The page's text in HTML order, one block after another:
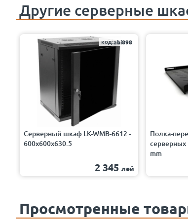
Другие серверные
код:abi898
Серверный шкаф LK-WMB-6612 -
600x600x630.5
2 345 лей
Полка-
mm
Просмотренные